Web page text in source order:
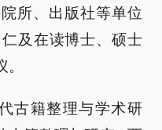
所、出版社等单位
及在读博士、硕士
古籍整理与学术研